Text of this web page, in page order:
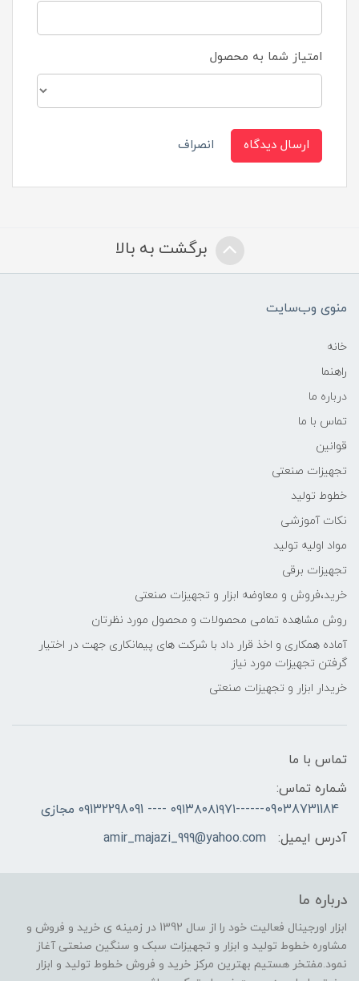
امتیاز شما به محصول
ارسال دیدگاه انصراف
برگشت به بالا
منوی وب‌سایت
خانه
راهنما
درباره ما
تماس با ما
قوانین
تجهیزات صنعتی
خطوط تولید
نکات آموزشی
مواد اولیه تولید
تجهیزات برقی
خرید،فروش و معاوضه ابزار و تجهیزات صنعتی
روش مشاهده تمامی محصولات و محصول مورد نظرتان
آماده همکاری و اخذ قرار داد با شرکت های پیمانکاری جهت در اختیار
گرفتن تجهیزات مورد نیاز
خریدار ابزار و تجهیزات صنعتی
تماس با ما
شماره تماس:
09038731184------۰۹۱۳۸۰۸۱۹۷۱ ---- ۰۹132298091 مجازی
آدرس ایمیل:
amir_majazi_999@yahoo.com
درباره ما
ابزار اورجینال فعالیت خود را از سال 1392 در زمینه ی خرید و فروش و
مشاوره خطوط تولید و ابزار و تجهیزات سبک و سنگین صنعتی آغاز
نمود.مفتخر هستیم بهترین مرکز خرید و فروش خطوط تولید و ابزار